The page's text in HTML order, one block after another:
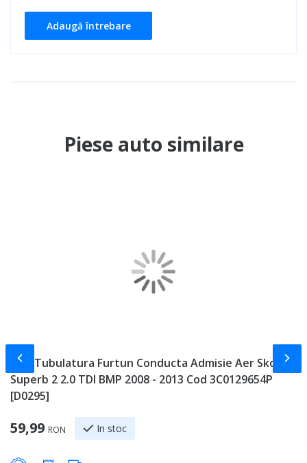
Adaugă întrebare
Piese auto similare
Tub Tubulatura Furtun Conducta Admisie Aer Skoda
Superb 2 2.0 TDI BMP 2008 - 2013 Cod 3C0129654P
[D0295]
59,99 RON In stoc
Slide-ul anterior